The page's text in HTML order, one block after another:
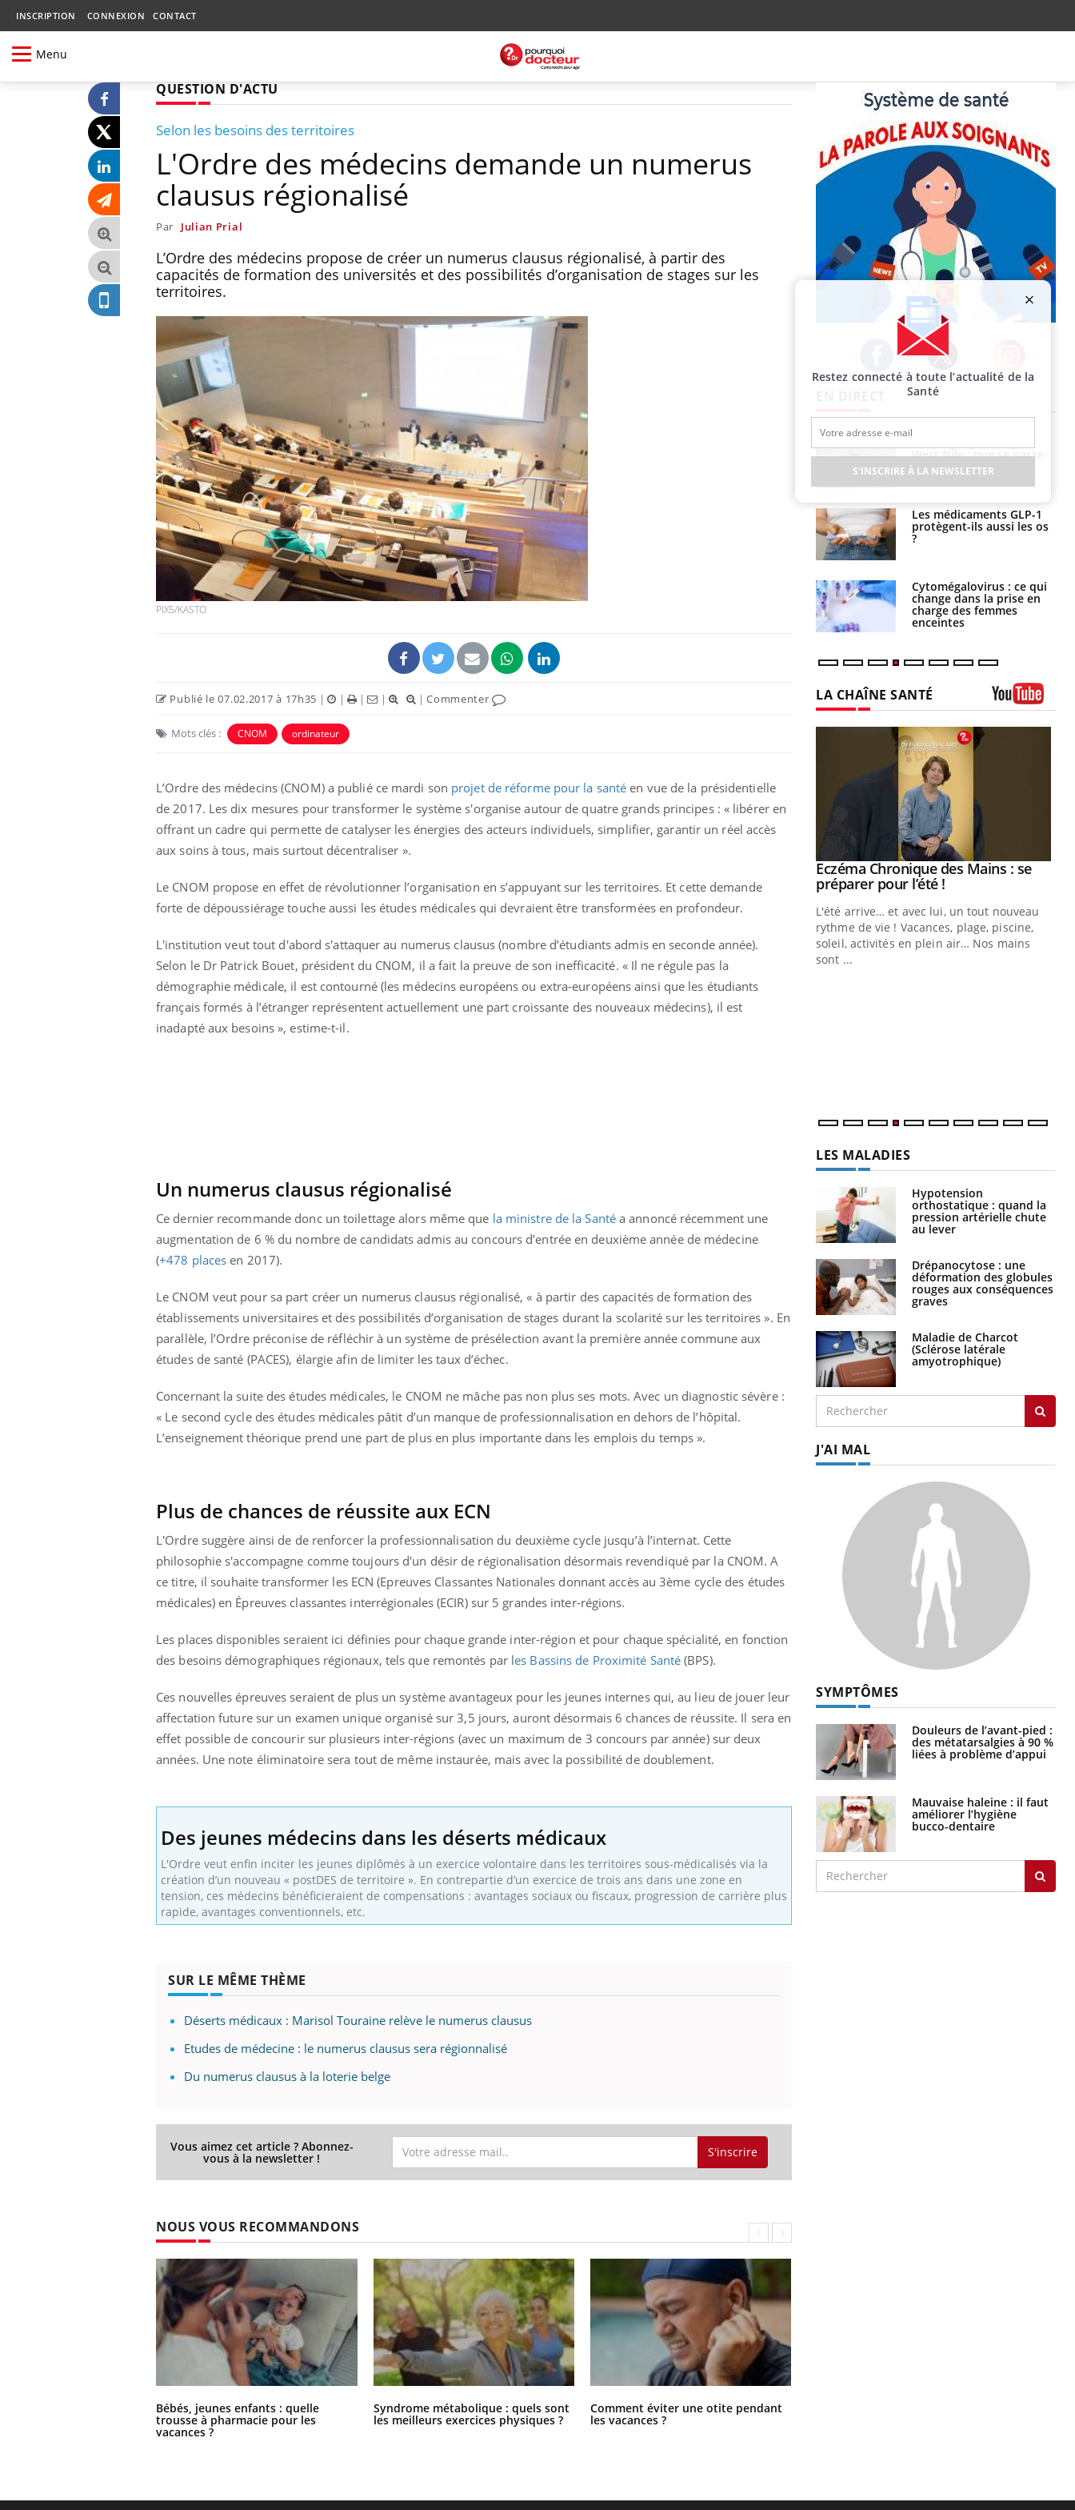
INSCRIPTION CONNEXION CONTACT
Menu
QUESTION D'ACTU
Selon les besoins des territoires
L'Ordre des médecins demande un numerus
clausus régionalisé
Par Julian Prial
L’Ordre des médecins propose de créer un numerus clausus régionalisé, à partir des
capacités de formation des universités et des possibilités d’organisation de stages sur les
territoires.
PIX5/KASTO
Publié le 07.02.2017 à 17h35 | | | | |Commenter
Mots clés : CNOM ordinateur
L’Ordre des médecins (CNOM) a publié ce mardi son projet de réforme pour la santé en vue de la présidentielle
de 2017. Les dix mesures pour transformer le système s'organise autour de quatre grands principes : « libérer en
offrant un cadre qui permette de catalyser les énergies des acteurs individuels, simplifier, garantir un réel accès
aux soins à tous, mais surtout décentraliser ».
Le CNOM propose en effet de révolutionner l’organisation en s’appuyant sur les territoires. Et cette demande
forte de dépoussiérage touche aussi les études médicales qui devraient être transformées en profondeur.
L'institution veut tout d'abord s'attaquer au numerus clausus (nombre d’étudiants admis en seconde année).
Selon le Dr Patrick Bouet, président du CNOM, il a fait la preuve de son inefficacité. « Il ne régule pas la
démographie médicale, il est contourné (les médecins européens ou extra-européens ainsi que les étudiants
français formés à l’étranger représentent actuellement une part croissante des nouveaux médecins), il est
inadapté aux besoins », estime-t-il.
Un numerus clausus régionalisé
Ce dernier recommande donc un toilettage alors même que la ministre de la Santéa annoncé récemment une
augmentation de 6 % du nombre de candidats admis au concours d’entrée en deuxième année de médecine
(+478 places en 2017).
Le CNOM veut pour sa part créer un numerus clausus régionalisé, « à partir des capacités de formation des
établissements universitaires et des possibilités d’organisation de stages durant la scolarité sur les territoires ». En
parallèle, l’Ordre préconise de réfléchir à un système de présélection avant la première année commune aux
études de santé (PACES), élargie afin de limiter les taux d’échec.
Concernant la suite des études médicales, le CNOM ne mâche pas non plus ses mots. Avec un diagnostic sévère :
« Le second cycle des études médicales pâtit d’un manque de professionnalisation en dehors de l’hôpital.
L’enseignement théorique prend une part de plus en plus importante dans les emplois du temps ».
Plus de chances de réussite aux ECN
L'Ordre suggère ainsi de de renforcer la professionnalisation du deuxième cycle jusqu’à l’internat. Cette
philosophie s'accompagne comme toujours d'un désir de régionalisation désormais revendiqué par la CNOM. A
ce titre, il souhaite transformer les ECN (Epreuves Classantes Nationales donnant accès au 3ème cycle des études
médicales) en Épreuves classantes interrégionales (ECIR) sur 5 grandes inter-régions.
Les places disponibles seraient ici définies pour chaque grande inter-région et pour chaque spécialité, en fonction
des besoins démographiques régionaux, tels que remontés par les Bassins de Proximité Santé (BPS).
Ces nouvelles épreuves seraient de plus un système avantageux pour les jeunes internes qui, au lieu de jouer leur
affectation future sur un examen unique organisé sur 3,5 jours, auront désormais 6 chances de réussite. Il sera en
effet possible de concourir sur plusieurs inter-régions (avec un maximum de 3 concours par année) sur deux
années. Une note éliminatoire sera tout de même instaurée, mais avec la possibilité de doublement.
Des jeunes médecins dans les déserts médicaux
L'Ordre veut enfin inciter les jeunes diplômés à un exercice volontaire dans les territoires sous-médicalisés via la
création d’un nouveau « postDES de territoire ». En contrepartie d’un exercice de trois ans dans une zone en
tension, ces médecins bénéficieraient de compensations : avantages sociaux ou fiscaux, progression de carrière plus
rapide, avantages conventionnels, etc.
SUR LE MÊME THÈME
Déserts médicaux : Marisol Touraine relève le numerus clausus
Etudes de médecine : le numerus clausus sera régionnalisé
Du numerus clausus à la loterie belge
Vous aimez cet article ? Abonnez-
vous à la newsletter ! S'inscrire
NOUS VOUS RECOMMANDONS
Bébés, jeunes enfants : quelle
trousse à pharmacie pour les
vacances ?
Syndrome métabolique : quels sont
les meilleurs exercices physiques ?
Comment éviter une otite pendant
les vacances ?
Facebook Twitter Instagram
Bébés, jeunes enfants :
quelle trousse à
pharmacie pour les
vacances ?
Syndrome métabolique :
quels sont les meilleurs
exercices physiques ?
Comment éviter une otite
pendant les vacances ?
Hantavirus : un cas
détecté chez un touriste
en France
Mortalité infantile : un
rapport s’interroge sur
son taux élevé en France
Grossesse à risque : ce jus
naturel attire l'attention
West Nile : que se passe-
t-il dans le sud de la
France ?
Les médicaments GLP-1
protègent-ils aussi les os
?
Cytomégalovirus : ce qui
change dans la prise en
charge des femmes
enceintes
LA CHAÎNE SANTÉ
expliquer ma maladieYoutube
Il y a des sujets qui sont faciles à aborder...
questions sur la maladie d'un proche c'est
prévenirYoutube
Fatigue, irritabilité, brouillard mental ou
carence en fer sont multiples ce qui la rend
osait en parler??Youtube
En 2026, l'insuline dans le diabète de type 2
patients comme parfois chez les soignants.
Youtube
Eczéma Chronique des Mains : se
préparer pour l’été !Youtube
L'été arrive… et avec lui, un tout nouveau
rythme de vie ! Vacances, plage, piscine,
soleil, activités en plein air… Nos mains
sont ...
LES MALADIES
Hypotension
orthostatique : quand la
pression artérielle chute
au lever
Drépanocytose : une
déformation des globules
rouges aux conséquences
graves
Maladie de Charcot
(Sclérose latérale
amyotrophique)
J'AI MAL
SYMPTÔMES
Douleurs de l’avant-pied :
des métatarsalgies à 90 %
liées à problème d’appui
Mauvaise haleine : il faut
améliorer l’hygiène
bucco-dentaire
Restez connecté à toute l’actualité de la
Santé
S'INSCRIRE À LA NEWSLETTER